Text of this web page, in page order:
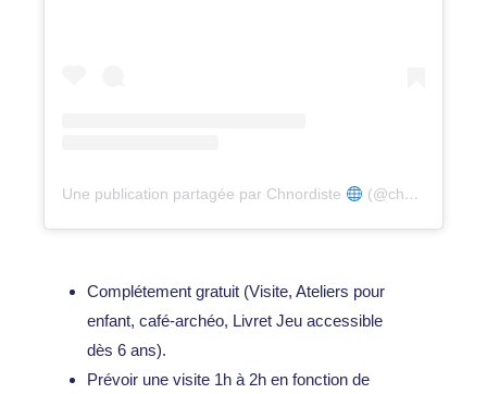
Une publication partagée par Chnordiste (@chnordiste)
Complétement gratuit (Visite, Ateliers pour
enfant, café-archéo, Livret Jeu accessible
dès 6 ans).
Prévoir une visite 1h à 2h en fonction de